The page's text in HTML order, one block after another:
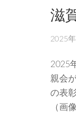
滋
2025
2025
親会
の表
（画